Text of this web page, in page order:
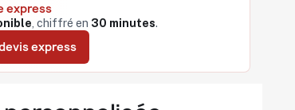
express
, chiffré en 30 minutes.
express